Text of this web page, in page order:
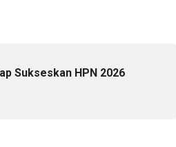
Sukseskan HPN 2026